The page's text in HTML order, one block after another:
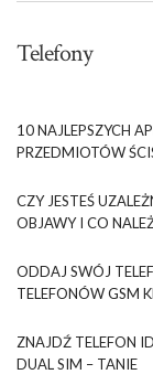
Telefony
10 NAJLEPSZYCH
PRZEDMIOTÓW
CZY JESTEŚ
OBJAWY I CO
ODDAJ SWÓJ
TELEFONÓW GSM
ZNAJDŹ TELEFON
DUAL SIM – TANIE